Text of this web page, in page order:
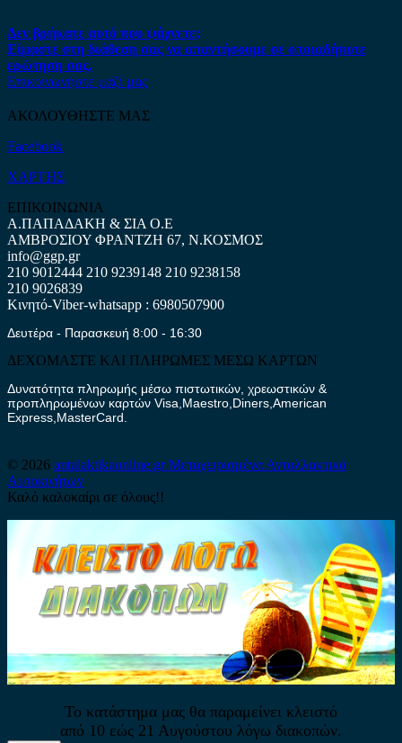
Δεν βρήκατε αυτό που ψάχνετε;
Είμαστε στη διάθεση σας να απαντήσουμε σε οποιαδήποτε
ερώτηση σας.
Επικοινωνήστε μαζί μας
ΑΚΟΛΟΥΘΗΣΤΕ ΜΑΣ
Facebook
ΧΑΡΤΗΣ
ΕΠΙΚΟΙΝΩΝΙΑ
Α.ΠΑΠΑΔΑΚΗ & ΣΙΑ Ο.Ε
ΑΜΒΡΟΣΙΟΥ ΦΡΑΝΤΖΗ 67, Ν.ΚΟΣΜΟΣ
info@ggp.gr
210 9012444 210 9239148 210 9238158
210 9026839
Κινητό-Viber-whatsapp : 6980507900
Δευτέρα - Παρασκευή 8:00 - 16:30
ΔΕΧΟΜΑΣΤΕ ΚΑΙ ΠΛΗΡΩΜΕΣ ΜΕΣΩ ΚΑΡΤΩΝ
Δυνατότητα πληρωμής μέσω πιστωτικών, χρεωστικών &
προπληρωμένων καρτών Visa,Maestro,Diners,American
Express,MasterCard.
© 2026 antalaktikaonline.grΜεταχειρισμένα Ανταλλακτικά
Αυτοκινήτων
Καλό καλοκαίρι σε όλους!!
Το κατάστημα μας θα παραμείνει κλειστό
από 10 εώς 21 Αυγούστου λόγω διακοπών.